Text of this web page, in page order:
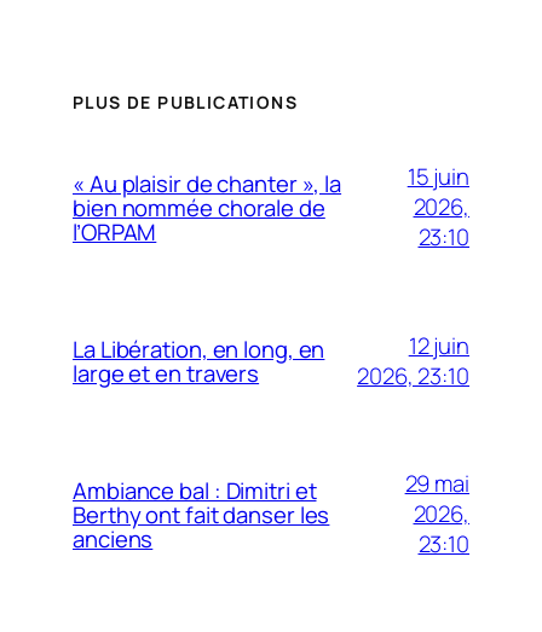
PLUS DE PUBLICATIONS
« Au plaisir de chanter », la
bien nommée chorale de
l’ORPAM
15 juin
2026,
23:10
La Libération, en long, en
large et en travers
12 juin
2026, 23:10
Ambiance bal : Dimitri et
Berthy ont fait danser les
anciens
29 mai
2026,
23:10